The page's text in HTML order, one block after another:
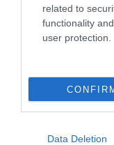
related to
functionality
user protection.
Data Deletion